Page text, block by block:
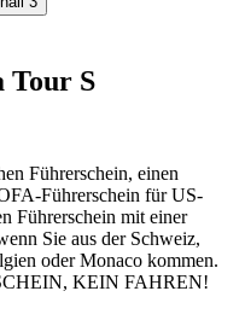
Tour S
Führerschein, einen
Führerschein für US-
Führerschein mit einer
Sie aus der Schweiz,
oder Monaco kommen.
KEIN FAHREN!